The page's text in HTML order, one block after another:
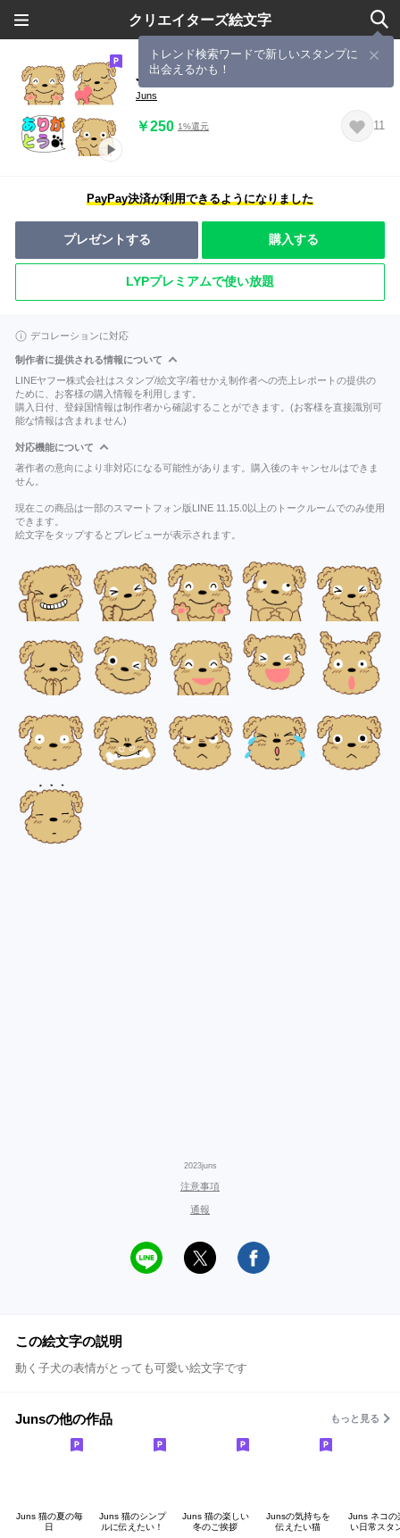
クリエイターズ絵文字
トレンド検索ワードで新しいスタンプに
出会えるかも！
Juns 動く子犬の絵文字
Juns
￥250 1%還元 11
PayPay決済が利用できるようになりました
プレゼントする 購入する
LYPプレミアムで使い放題
デコレーションに対応
制作者に提供される情報について
LINEヤフー株式会社はスタンプ/絵文字/着せかえ制作者への売上レポートの提供の
ために、お客様の購入情報を利用します。
購入日付、登録国情報は制作者から確認することができます。(お客様を直接識別可
能な情報は含まれません)
対応機能について
著作者の意向により非対応になる可能性があります。購入後のキャンセルはできま
せん。
現在この商品は一部のスマートフォン版LINE 11.15.0以上のトークルームでのみ使用
できます。
絵文字をタップするとプレビューが表示されます。
2023juns
注意事項
通報
この絵文字の説明
動く子犬の表情がとっても可愛い絵文字です
Junsの他の作品 もっと見る
Juns 猫の夏の毎
日
Juns 猫のシンプ
ルに伝えたい！
Juns 猫の楽しい
冬のご挨拶
Junsの気持ちを
伝えたい猫
Juns ネコの
い日常スタ